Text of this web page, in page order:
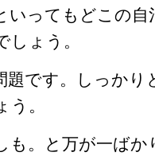
いってもどこの
しょう。
題です。しっか
う。
も。と万が一ば